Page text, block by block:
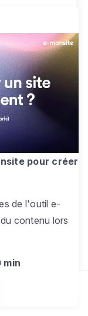
votre
le
sur-mesure,
pour
passionpour créer
de l'outil e-
contenu lors
min